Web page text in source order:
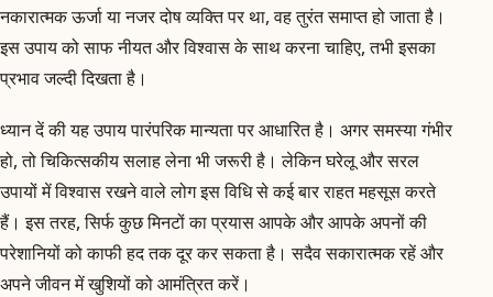
नकारात्मक ऊर्जा या नजर दोष व्यक्ति पर था, वह तुरंत समाप्त हो जाता है।
इस उपाय को साफ नीयत और विश्वास के साथ करना चाहिए, तभी इसका
प्रभाव जल्दी दिखता है।
ध्यान दें की यह उपाय पारंपरिक मान्यता पर आधारित है। अगर समस्या गंभीर
हो, तो चिकित्सकीय सलाह लेना भी जरूरी है। लेकिन घरेलू और सरल
उपायों में विश्वास रखने वाले लोग इस विधि से कई बार राहत महसूस करते
हैं। इस तरह, सिर्फ कुछ मिनटों का प्रयास आपके और आपके अपनों की
परेशानियों को काफी हद तक दूर कर सकता है। सदैव सकारात्मक रहें और
अपने जीवन में खुशियों को आमंत्रित करें।